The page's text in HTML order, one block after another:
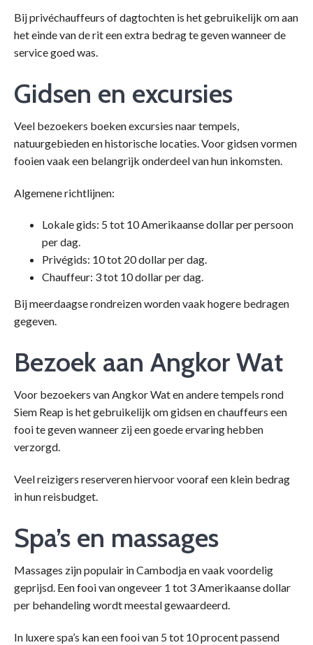
Bij privéchauffeurs of dagtochten is het gebruikelijk om aan
het einde van de rit een extra bedrag te geven wanneer de
service goed was.
Gidsen en excursies
Veel bezoekers boeken excursies naar tempels,
natuurgebieden en historische locaties. Voor gidsen vormen
fooien vaak een belangrijk onderdeel van hun inkomsten.
Algemene richtlijnen:
Lokale gids: 5 tot 10 Amerikaanse dollar per persoon
per dag.
Privégids: 10 tot 20 dollar per dag.
Chauffeur: 3 tot 10 dollar per dag.
Bij meerdaagse rondreizen worden vaak hogere bedragen
gegeven.
Bezoek aan Angkor Wat
Voor bezoekers van Angkor Wat en andere tempels rond
Siem Reap is het gebruikelijk om gidsen en chauffeurs een
fooi te geven wanneer zij een goede ervaring hebben
verzorgd.
Veel reizigers reserveren hiervoor vooraf een klein bedrag
in hun reisbudget.
Spa’s en massages
Massages zijn populair in Cambodja en vaak voordelig
geprijsd. Een fooi van ongeveer 1 tot 3 Amerikaanse dollar
per behandeling wordt meestal gewaardeerd.
In luxere spa’s kan een fooi van 5 tot 10 procent passend